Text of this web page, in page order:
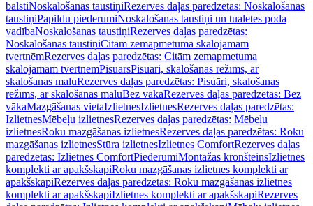
balstiNoskalošanas taustiņiRezerves daļas paredzētas: Noskalošanas
taustiņiPapildu piederumiNoskalošanas taustiņi un tualetes poda
vadībaNoskalošanas taustiņiRezerves daļas paredzētas:
Noskalošanas taustiņiCitām zemapmetuma skalojamām
tvertnēmRezerves daļas paredzētas: Citām zemapmetuma
skalojamām tvertnēmPisuārsPisuāri, skalošanas režīms, ar
skalošanas maluRezerves daļas paredzētas: Pisuāri, skalošanas
režīms, ar skalošanas maluBez vākaRezerves daļas paredzētas: Bez
vākaMazgāšanas vietaIzlietnesIzlietnesRezerves daļas paredzētas:
IzlietnesMēbeļu izlietnesRezerves daļas paredzētas: Mēbeļu
izlietnesRoku mazgāšanas izlietnesRezerves daļas paredzētas: Roku
mazgāšanas izlietnesStūra izlietnesIzlietnes ComfortRezerves daļas
paredzētas: Izlietnes ComfortPiederumiMontāžas kronšteinsIzlietnes
komplekti ar apakšskapiRoku mazgāšanas izlietnes komplekti ar
apakšskapiRezerves daļas paredzētas: Roku mazgāšanas izlietnes
komplekti ar apakšskapiIzlietnes komplekti ar apakšskapiRezerves